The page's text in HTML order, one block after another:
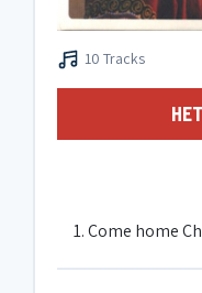
10 Tracks
1. Come home